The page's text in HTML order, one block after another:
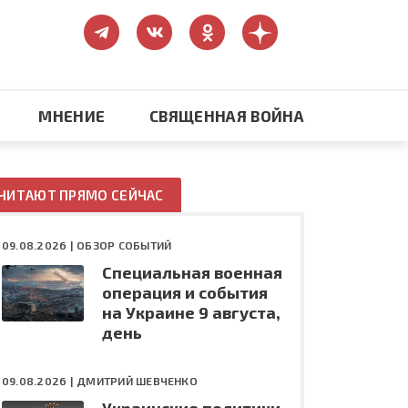
Конфликт на Украине
МНЕНИЕ СВЯЩЕННАЯ ВОЙНА
ПРЯМО СЕЙЧАС
09.08.2026 | ОБЗОР СОБЫТИЙ
Специальная военная
операция и события
на Украине 9 августа,
день
09.08.2026 | ДМИТРИЙ ШЕВЧЕНКО